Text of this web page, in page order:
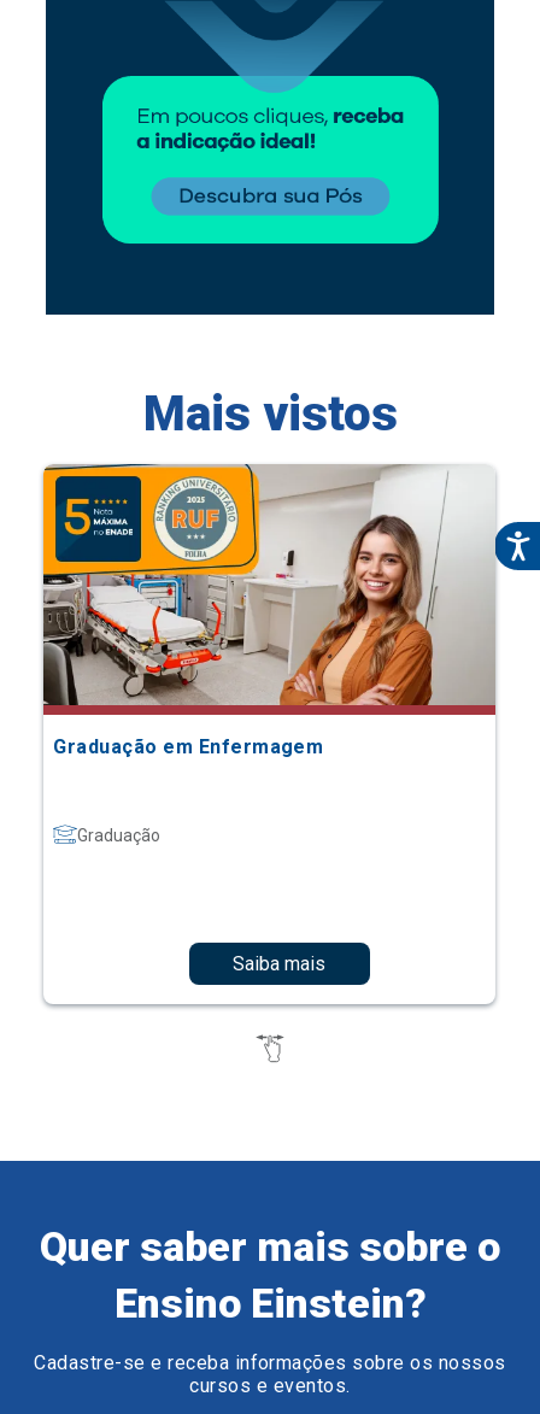
Mais vistos
Graduação em Enfermagem
Graduação
Saiba mais
Quer saber mais sobre o
Ensino Einstein?
Cadastre-se e receba informações sobre os nossos
cursos e eventos.